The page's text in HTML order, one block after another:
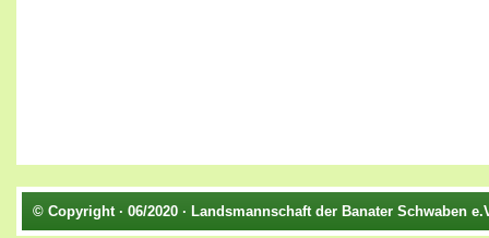
© Copyright · 06/2020 · Landsmannschaft der Banater Schwaben